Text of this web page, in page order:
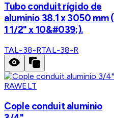
Tubo conduit rígido de
aluminio 38.1 x 3050 mm (
1 1/2" x 10&#039;).
TAL-38-RTAL-38-R
RAWELT
Cople conduit aluminio